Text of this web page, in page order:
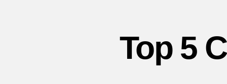
Top 5